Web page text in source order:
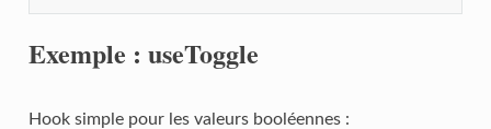
Exemple : useToggle
Hook simple pour les valeurs booléennes :